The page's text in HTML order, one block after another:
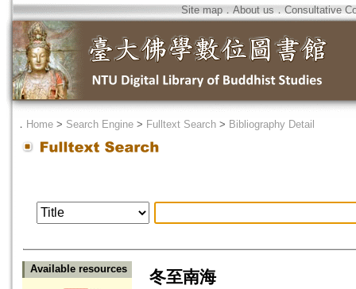
Site map．About us ． Consultative
． Home > Search Engine > Fulltext Search > Bibliography Detail
Available resources 冬至南海